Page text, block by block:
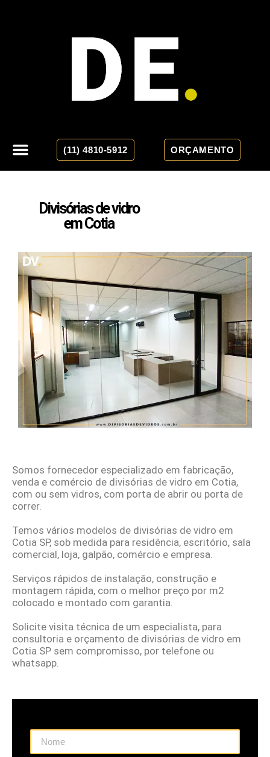
ORÇAMENTO
(11) 4810-5912
Divisórias de vidro
em Cotia
Somos fornecedor especializado em fabricação,
venda e comércio de divisórias de vidro em Cotia,
com ou sem vidros, com porta de abrir ou porta de
correr.
Temos vários modelos de divisórias de vidro em
Cotia SP, sob medida para residência, escritório, sala
comercial, loja, galpão, comércio e empresa.
Serviços rápidos de instalação, construção e
montagem rápida, com o melhor preço por m2
colocado e montado com garantia.
Solicite visita técnica de um especialista, para
consultoria e orçamento de divisórias de vidro em
Cotia SP sem compromisso, por telefone ou
whatsapp.